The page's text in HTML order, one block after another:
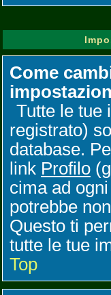
Come
Tutte le tue
registrato)
database.
link Profilo
cima ad
potrebbe
Questo ti
tutte le tue
Top